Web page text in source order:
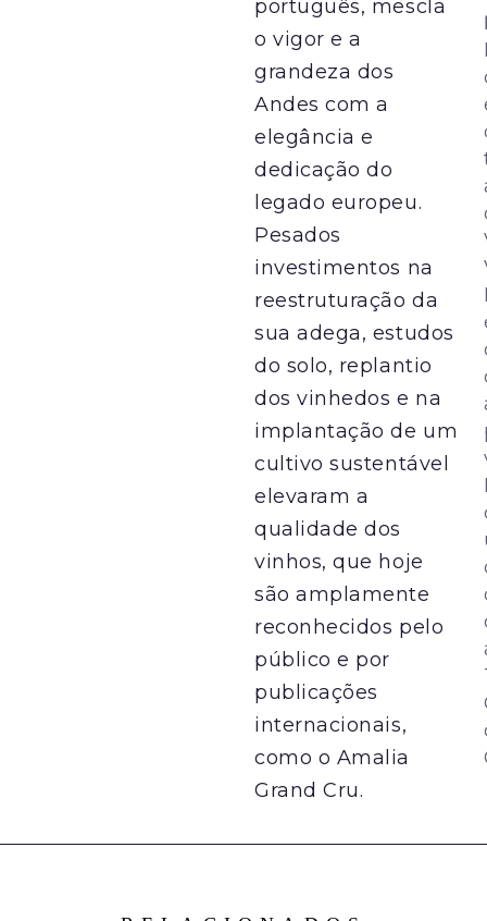
português, mescla
o vigor e a
grandeza dos
Andes com a
elegância e
dedicação do
legado europeu.
Pesados
investimentos na
reestruturação da
sua adega, estudos
do solo, replantio
dos vinhedos e na
implantação de um
cultivo sustentável
elevaram a
qualidade dos
vinhos, que hoje
são amplamente
reconhecidos pelo
público e por
publicações
internacionais,
como o Amalia
Grand Cru.